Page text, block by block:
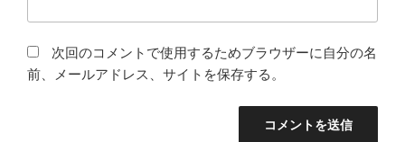
次回のコメントで使用するためブラウザーに自分の名
前、メールアドレス、サイトを保存する。